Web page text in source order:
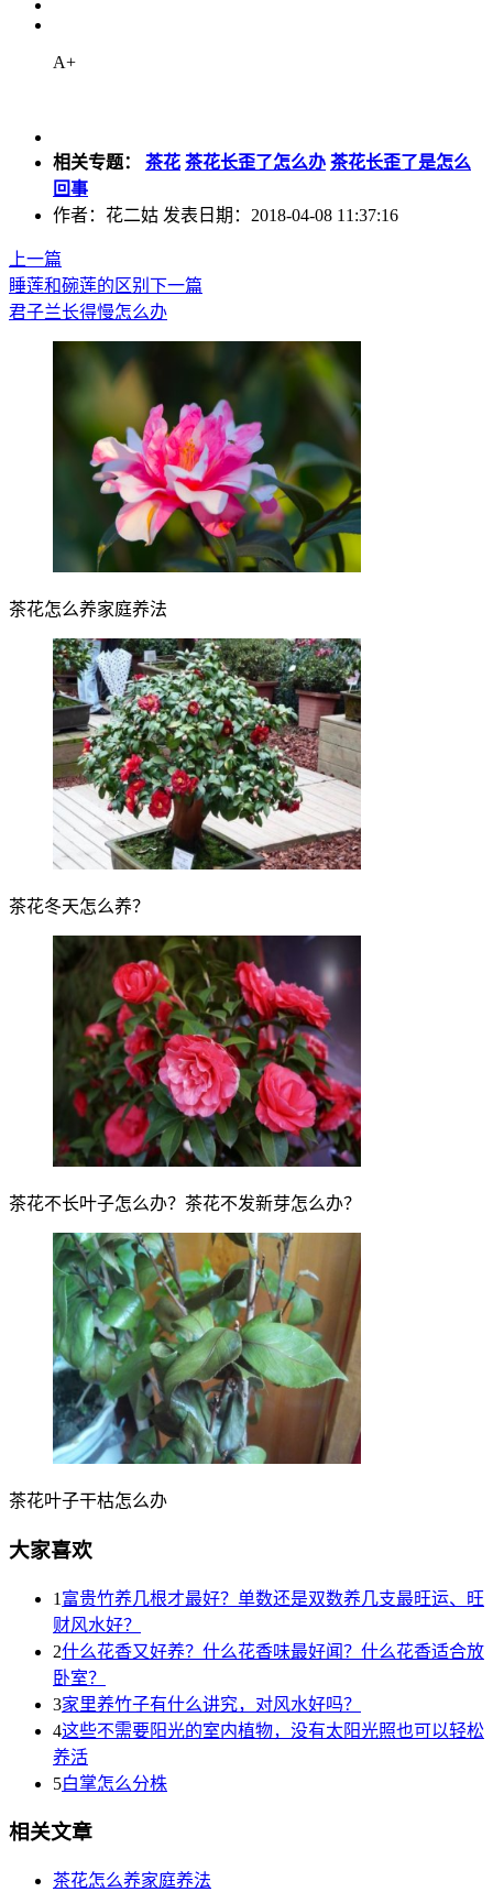
A+
相关专题： 茶花 茶花长歪了怎么办 茶花长歪了是怎么
回事
作者：花二姑 发表日期：2018-04-08 11:37:16
上一篇
睡莲和碗莲的区别 下一篇
君子兰长得慢怎么办
茶花怎么养家庭养法
茶花冬天怎么养？
茶花不长叶子怎么办？茶花不发新芽怎么办？
茶花叶子干枯怎么办
大家喜欢
1 富贵竹养几根才最好？单数还是双数养几支最旺运、旺
财风水好？
2什么花香又好养？什么花香味最好闻？什么花香适合放
卧室？
3家里养竹子有什么讲究，对风水好吗？
4这些不需要阳光的室内植物，没有太阳光照也可以轻松
养活
5白掌怎么分株
相关文章
茶花怎么养家庭养法